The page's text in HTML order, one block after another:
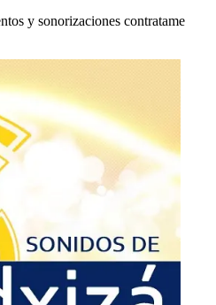
y sonorizaciones contratame